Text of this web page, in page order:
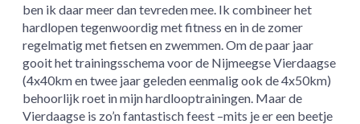
ben ik daar meer dan tevreden mee. Ik combineer het
hardlopen tegenwoordig met fitness en in de zomer
regelmatig met fietsen en zwemmen. Om de paar jaar
gooit het trainingsschema voor de Nijmeegse Vierdaagse
(4x40km en twee jaar geleden eenmalig ook de 4x50km)
behoorlijk roet in mijn hardlooptrainingen. Maar de
Vierdaagse is zo’n fantastisch feest –mits je er een beetje